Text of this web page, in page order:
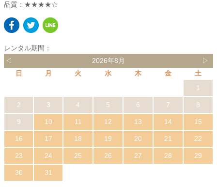
品質：★★★★☆
レンタル期間：
◁
2026年8月
▷
日
月 火 水 木 金
土
1
2 3 4 5 6 7 8
9 10 11 12 13 14 15
16 17 18 19 20 21 22
23 24 25 26 27 28 29
30 31